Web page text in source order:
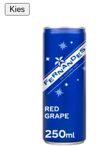
Kies